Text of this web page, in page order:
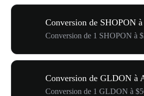
Conversion de SHOPON
Conversion de 1 SHOPON à
Conversion de GLDON à
Conversion de 1 GLDON à